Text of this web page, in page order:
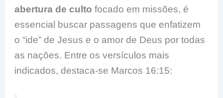
abertura de culto focado em missões, é
essencial buscar passagens que enfatizem
o “ide” de Jesus e o amor de Deus por todas
as nações. Entre os versículos mais
indicados, destaca-se Marcos 16:15: